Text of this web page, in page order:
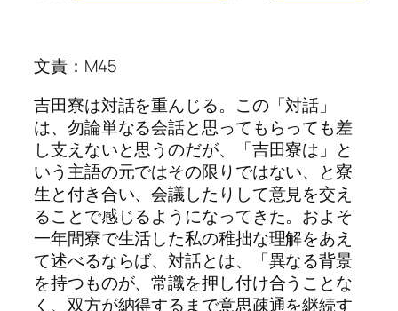
文責：M45
吉田寮は対話を重んじる。この「対話」
は、勿論単なる会話と思ってもらっても差
し支えないと思うのだが、「吉田寮は」と
いう主語の元ではその限りではない、と寮
生と付き合い、会議したりして意見を交え
ることで感じるようになってきた。およそ
一年間寮で生活した私の稚拙な理解をあえ
て述べるならば、対話とは、「異なる背景
を持つものが、常識を押し付け合うことな
く、双方が納得するまで意思疎通を継続す